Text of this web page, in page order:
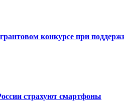
конкурсе при
страхуют смартфоны